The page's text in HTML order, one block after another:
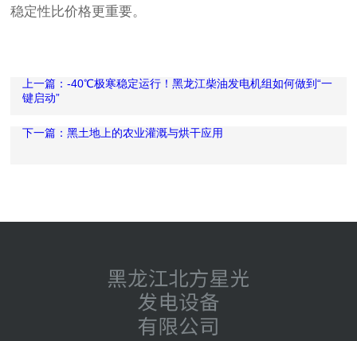
稳定性比价格更重要。
上一篇：-40℃极寒稳定运行！黑龙江柴油发电机组如何做到“一
键启动”
下一篇：黑土地上的农业灌溉与烘干应用